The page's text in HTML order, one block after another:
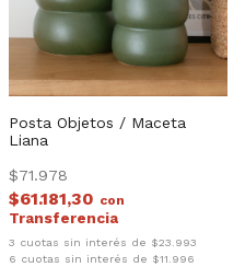
Posta Objetos / Maceta
Liana
$71.978
$61.181,30 con
3 cuotas sin interés de $23.993
6 cuotas sin interés de $11.996